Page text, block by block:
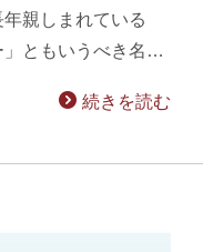
親しまれている
」ともいうべき名…
続きを読む